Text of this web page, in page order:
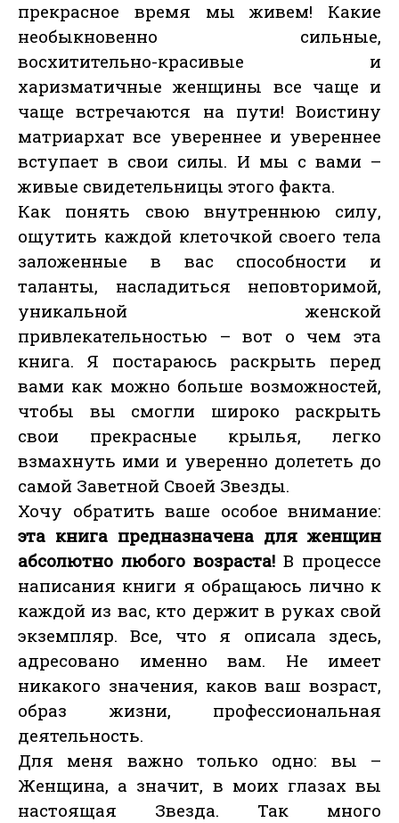
прекрасное время мы живем! Какие
необыкновенно сильные,
восхитительно-красивые и
харизматичные женщины все чаще и
чаще встречаются на пути! Воистину
матриархат все увереннее и увереннее
вступает в свои силы. И мы с вами –
живые свидетельницы этого факта.
Как понять свою внутреннюю силу,
ощутить каждой клеточкой своего тела
заложенные в вас способности и
таланты, насладиться неповторимой,
уникальной женской
привлекательностью – вот о чем эта
книга. Я постараюсь раскрыть перед
вами как можно больше возможностей,
чтобы вы смогли широко раскрыть
свои прекрасные крылья, легко
взмахнуть ими и уверенно долететь до
самой Заветной Своей Звезды.
Хочу обратить ваше особое внимание:
эта книга предназначена для женщин
абсолютно любого возраста! В процессе
написания книги я обращаюсь лично к
каждой из вас, кто держит в руках свой
экземпляр. Все, что я описала здесь,
адресовано именно вам. Не имеет
никакого значения, каков ваш возраст,
образ жизни, профессиональная
деятельность.
Для меня важно только одно: вы –
Женщина, а значит, в моих глазах вы
настоящая Звезда. Так много